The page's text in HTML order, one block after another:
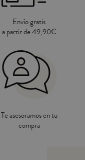
Envío gratis
a partir de 49,90€
Te asesoramos en tu
compra